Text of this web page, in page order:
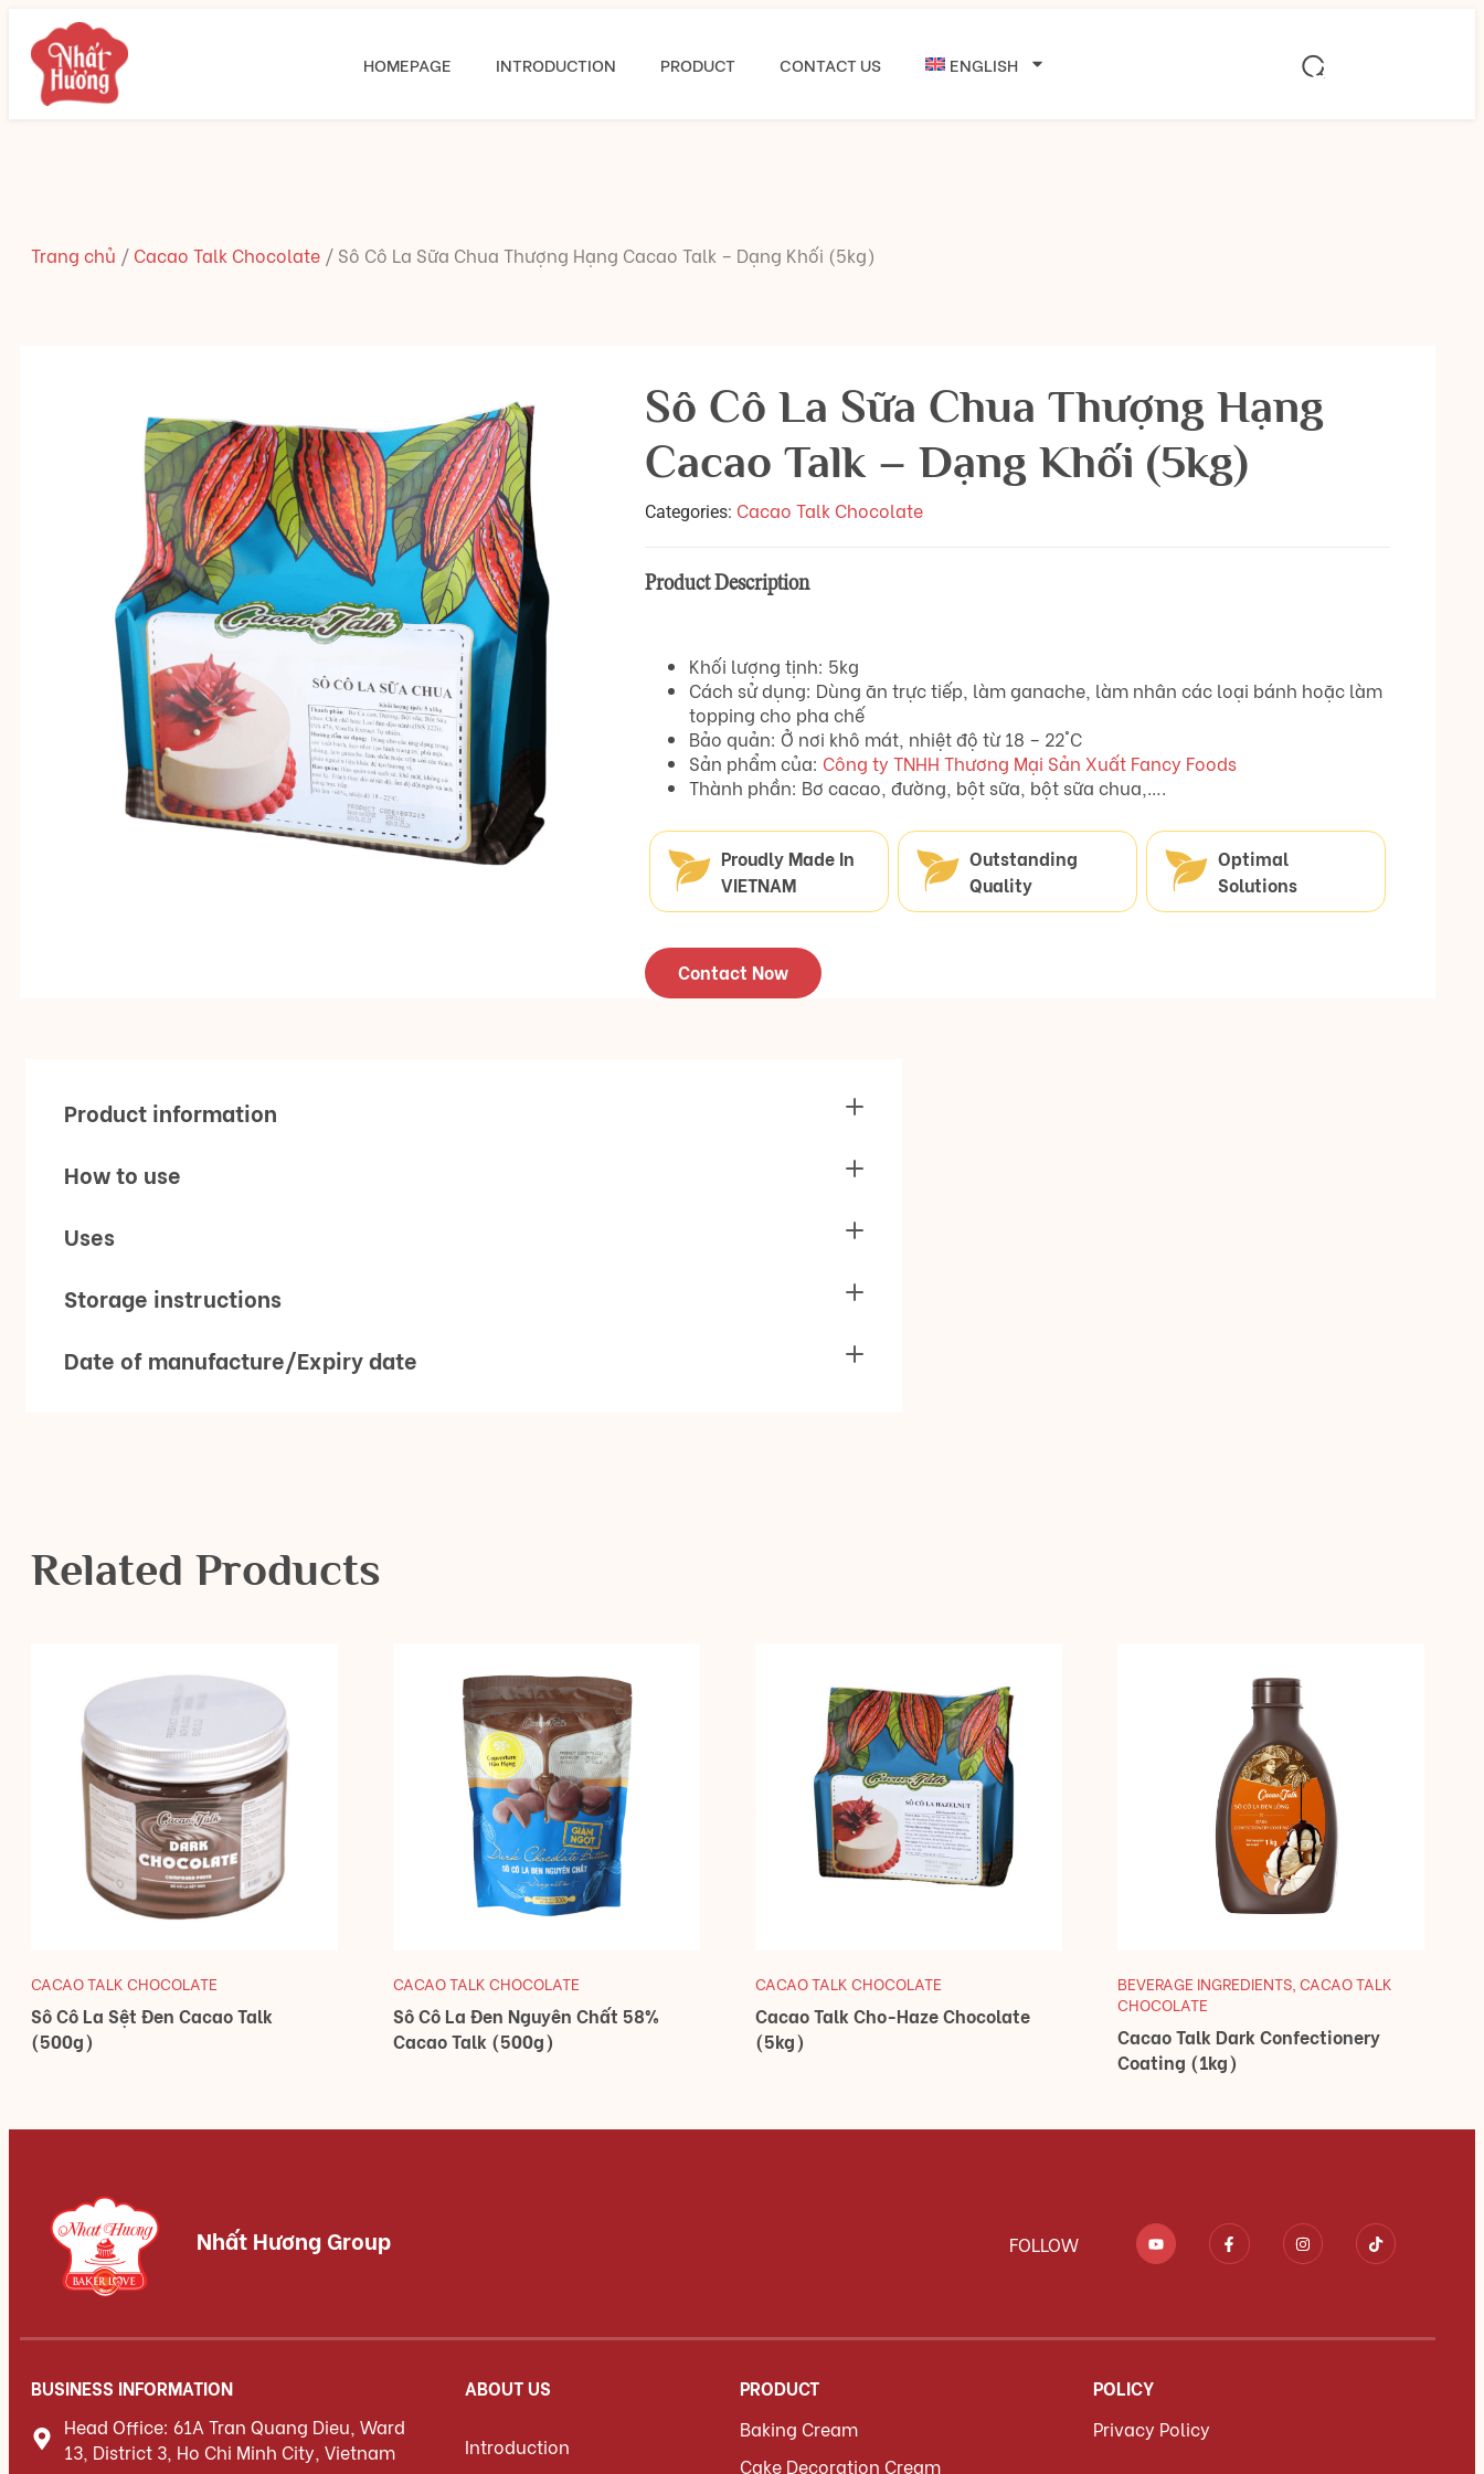
HOMEPAGE INTRODUCTION PRODUCT CONTACT US ENGLISH
Trang chủ / Cacao Talk Chocolate / Sô Cô La Sữa Chua Thượng Hạng Cacao Talk – Dạng Khối (5kg)
Sô Cô La Sữa Chua Thượng Hạng
Cacao Talk – Dạng Khối (5kg)
Categories: Cacao Talk Chocolate
Product Description
Khối lượng tịnh: 5kg
Cách sử dụng: Dùng ăn trực tiếp, làm ganache, làm nhân các loại bánh hoặc làm
topping cho pha chế
Bảo quản: Ở nơi khô mát, nhiệt độ từ 18 – 22°C
Sản phẩm của: Công ty TNHH Thương Mại Sản Xuất Fancy Foods
Thành phần: Bơ cacao, đường, bột sữa, bột sữa chua,….
Proudly Made In
VIETNAM
Outstanding
Quality
Optimal
Solutions
Contact Now
Product information
How to use
Uses
Storage instructions
Date of manufacture/Expiry date
Related Products
CACAO TALK CHOCOLATE
Sô Cô La Sệt Đen Cacao Talk
(500g)
CACAO TALK CHOCOLATE
Sô Cô La Đen Nguyên Chất 58%
Cacao Talk (500g)
CACAO TALK CHOCOLATE
Cacao Talk Cho-Haze Chocolate
(5kg)
BEVERAGE INGREDIENTS CACAO TALK
CHOCOLATE
Cacao Talk Dark Confectionery
Coating (1kg)
Nhất Hương Group FOLLOW
BUSINESS INFORMATION
Head Office: 61A Tran Quang Dieu, Ward
13, District 3, Ho Chi Minh City, Vietnam
ABOUT US
Introduction
PRODUCT
Baking Cream
Cake Decoration Cream
POLICY
Privacy Policy